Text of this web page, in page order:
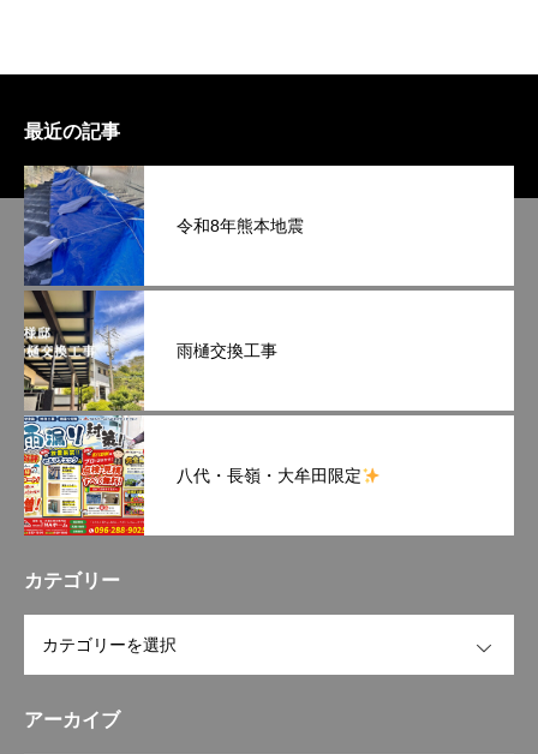
最近の記事
令和8年熊本地震
雨樋交換工事
八代・長嶺・大牟田限定
カテゴリー
アーカイブ